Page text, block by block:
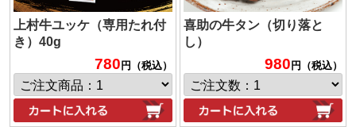
上村牛ユッケ（専用たれ付
き）40g
780 円（税込）
喜助の牛タン（切り落と
し）
980 円（税込）